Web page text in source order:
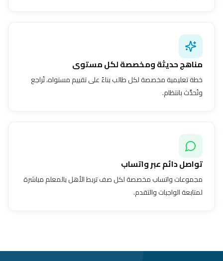
مناهج حديثة ومخصصة لكل مستوى
خطة تعليمية مخصصة لكل طالب بناءً على تقييم مستواه، تُراجع
وتُحدَّث بانتظام.
تواصل دائم عبر واتساب
مجموعات واتساب مخصصة لكل صف تربط الأهل بالمعلم مباشرة
لمتابعة الواجبات والتقدم.